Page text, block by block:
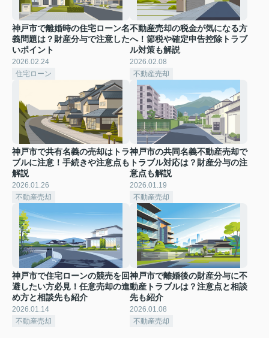
神戸市で離婚時の住宅ローン名
義問題は？財産分与で注意した
いポイント
2026.02.24
住宅ローン
不動産売却の税金が気になる方
へ！節税や確定申告控除トラブ
ル対策も解説
2026.02.08
不動産売却
神戸市で共有名義の売却はトラ
ブルに注意！手続きや注意点も
解説
2026.01.26
不動産売却
神戸市の共同名義不動産売却で
トラブル対応は？財産分与の注
意点も解説
2026.01.19
不動産売却
神戸市で住宅ローンの競売を回
避したい方必見！任意売却の進
め方と相談先も紹介
2026.01.14
不動産売却
神戸市で離婚後の財産分与に不
動産トラブルは？注意点と相談
先も紹介
2026.01.08
不動産売却